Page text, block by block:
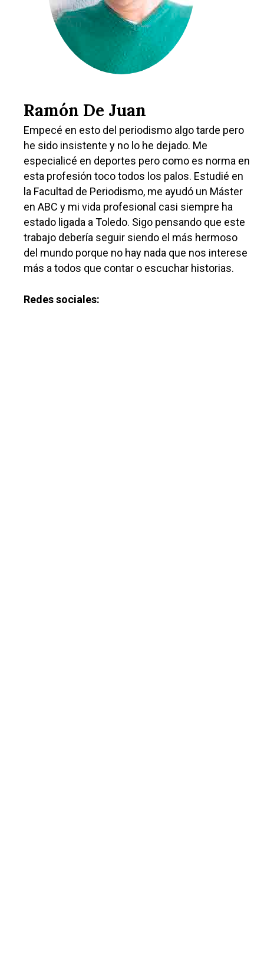
Ramón De Juan
Empecé en esto del periodismo algo tarde pero
he sido insistente y no lo he dejado. Me
especialicé en deportes pero como es norma en
esta profesión toco todos los palos. Estudié en
la Facultad de Periodismo, me ayudó un Máster
en ABC y mi vida profesional casi siempre ha
estado ligada a Toledo. Sigo pensando que este
trabajo debería seguir siendo el más hermoso
del mundo porque no hay nada que nos interese
más a todos que contar o escuchar historias.
Redes sociales: